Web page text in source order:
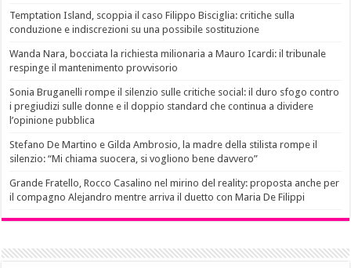
Temptation Island, scoppia il caso Filippo Bisciglia: critiche sulla
conduzione e indiscrezioni su una possibile sostituzione
Wanda Nara, bocciata la richiesta milionaria a Mauro Icardi: il tribunale
respinge il mantenimento provvisorio
Sonia Bruganelli rompe il silenzio sulle critiche social: il duro sfogo contro
i pregiudizi sulle donne e il doppio standard che continua a dividere
l’opinione pubblica
Stefano De Martino e Gilda Ambrosio, la madre della stilista rompe il
silenzio: “Mi chiama suocera, si vogliono bene davvero”
Grande Fratello, Rocco Casalino nel mirino del reality: proposta anche per
il compagno Alejandro mentre arriva il duetto con Maria De Filippi